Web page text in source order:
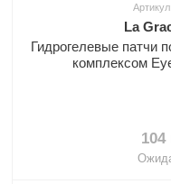
La
Гидрогелевые патчи
комплексом
104